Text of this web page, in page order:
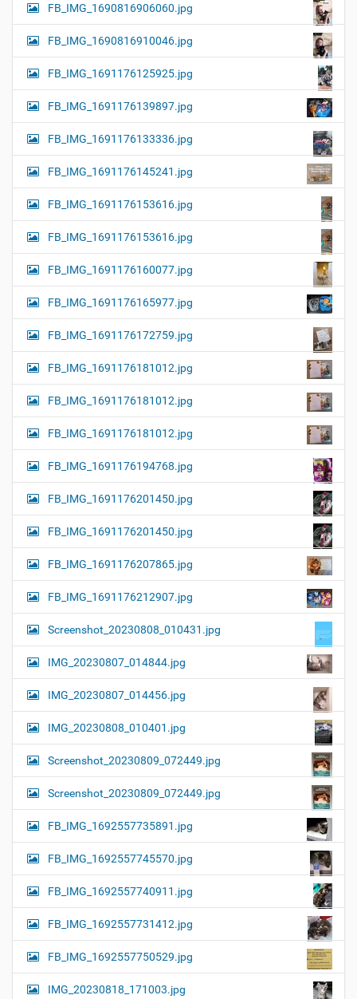
FB_IMG_1690816906060.jpg
FB_IMG_1690816910046.jpg
FB_IMG_1691176125925.jpg
FB_IMG_1691176139897.jpg
FB_IMG_1691176133336.jpg
FB_IMG_1691176145241.jpg
FB_IMG_1691176153616.jpg
FB_IMG_1691176153616.jpg
FB_IMG_1691176160077.jpg
FB_IMG_1691176165977.jpg
FB_IMG_1691176172759.jpg
FB_IMG_1691176181012.jpg
FB_IMG_1691176181012.jpg
FB_IMG_1691176181012.jpg
FB_IMG_1691176194768.jpg
FB_IMG_1691176201450.jpg
FB_IMG_1691176201450.jpg
FB_IMG_1691176207865.jpg
FB_IMG_1691176212907.jpg
Screenshot_20230808_010431.jpg
IMG_20230807_014844.jpg
IMG_20230807_014456.jpg
IMG_20230808_010401.jpg
Screenshot_20230809_072449.jpg
Screenshot_20230809_072449.jpg
FB_IMG_1692557735891.jpg
FB_IMG_1692557745570.jpg
FB_IMG_1692557740911.jpg
FB_IMG_1692557731412.jpg
FB_IMG_1692557750529.jpg
IMG_20230818_171003.jpg